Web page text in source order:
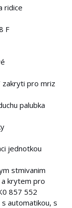
ridice
F
zakryti pro mriz
palubka
jednotkou
stmivanim
a krytem pro
857 552
automatikou, s